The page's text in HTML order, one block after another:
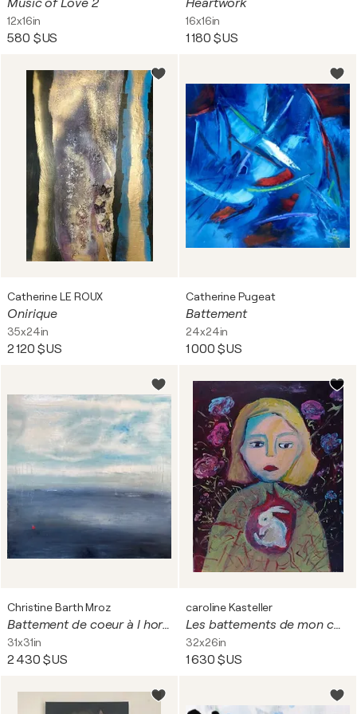
Music of Love 2
12x16in
580 $US
Heartwork
16x16in
1 180 $US
Catherine LE ROUX
Onirique
35x24in
2 120 $US
Catherine Pugeat
Battement
24x24in
1 000 $US
Christine Barth Mroz
Battement de coeur à l horizon
31x31in
2 430 $US
caroline Kasteller
Les battements de mon cœur
32x26in
1 630 $US